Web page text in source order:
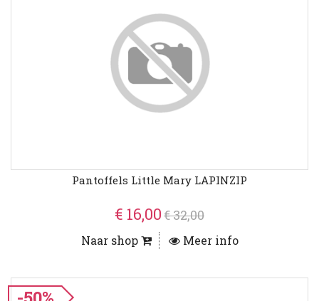
Pantoffels Little Mary LAPINZIP
€ 16,00€ 32,00
Naar shop Meer info